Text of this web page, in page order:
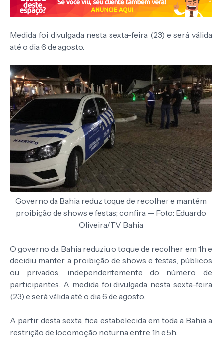
Medida foi divulgada nesta sexta-feira (23) e será válida
até o dia 6 de agosto.
Governo da Bahia reduz toque de recolher e mantém
proibição de shows e festas; confira — Foto: Eduardo
Oliveira/TV Bahia
O governo da Bahia reduziu o toque de recolher em 1h e
decidiu manter a proibição de shows e festas, públicos
ou privados, independentemente do número de
participantes. A medida foi divulgada nesta sexta-feira
(23) e será válida até o dia 6 de agosto.
A partir desta sexta, fica estabelecida em toda a Bahia a
restrição de locomoção noturna entre 1h e 5h.